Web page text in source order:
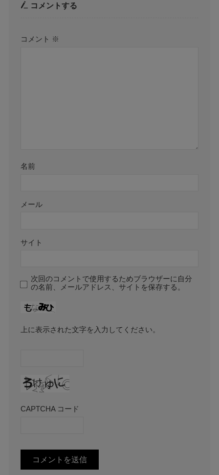
コメントする
コメント ※
名前
メール
サイト
次回のコメントで使用するためブラウザーに自分
の名前、メールアドレス、サイトを保存する。
上に表示された文字を入力してください。
CAPTCHA コード